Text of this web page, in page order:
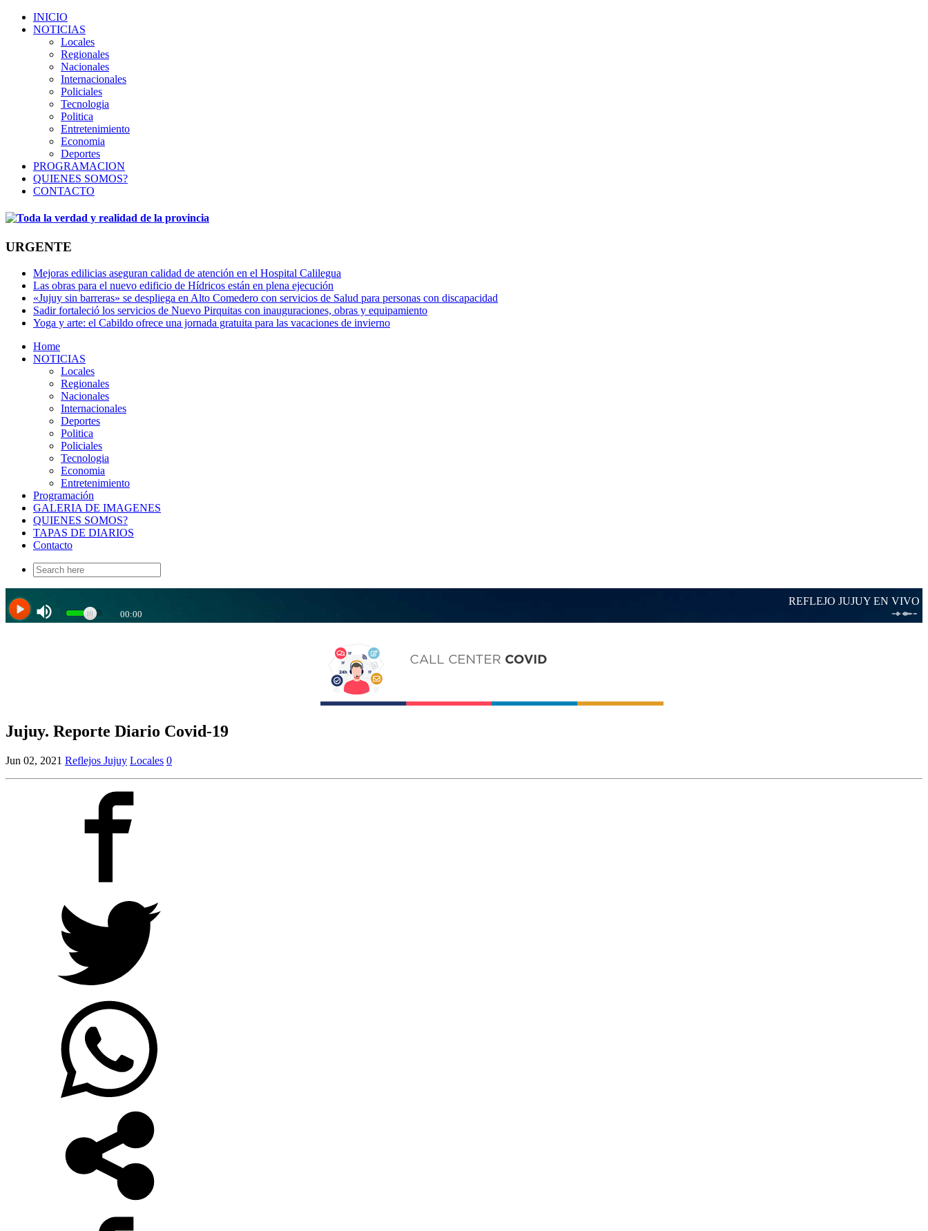
INICIO
NOTICIAS
Locales
Regionales
Nacionales
Internacionales
Policiales
Tecnologia
Politica
Entretenimiento
Economia
Deportes
PROGRAMACION
QUIENES SOMOS?
CONTACTO
URGENTE
Mejoras edilicias aseguran calidad de atención en el Hospital Calilegua
Las obras para el nuevo edificio de Hídricos están en plena ejecución
«Jujuy sin barreras» se despliega en Alto Comedero con servicios de Salud para personas con discapacidad
Sadir fortaleció los servicios de Nuevo Pirquitas con inauguraciones, obras y equipamiento
Yoga y arte: el Cabildo ofrece una jornada gratuita para las vacaciones de invierno
Home
NOTICIAS
Locales
Regionales
Nacionales
Internacionales
Deportes
Politica
Policiales
Tecnologia
Economia
Entretenimiento
Programación
GALERIA DE IMAGENES
QUIENES SOMOS?
TAPAS DE DIARIOS
Contacto
Search
for:
Jujuy. Reporte Diario Covid-19
Jun 02, 2021 Reflejos Jujuy Locales 0